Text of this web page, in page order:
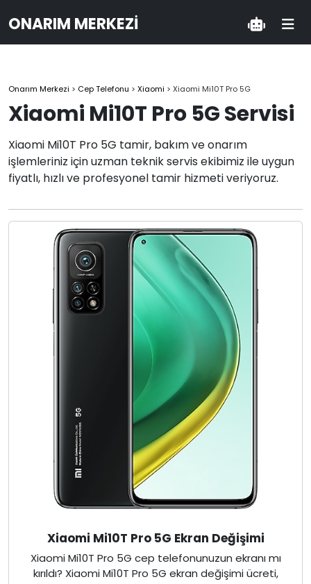
ONARIM MERKEZI
Onarım Merkezi > Cep Telefonu > Xiaomi > Xiaomi Mi10T Pro 5G
Xiaomi Mi10T Pro 5G Servisi
Xiaomi Mi10T Pro 5G tamir, bakım ve onarım
işlemleriniz için uzman teknik servis ekibimiz ile uygun
fiyatlı, hızlı ve profesyonel tamir hizmeti veriyoruz.
Xiaomi Mi10T Pro 5G Ekran Değişimi
Xiaomi Mi10T Pro 5G cep telefonunuzun ekranı mı
kırıldı? Xiaomi Mi10T Pro 5G ekran değişimi ücreti,